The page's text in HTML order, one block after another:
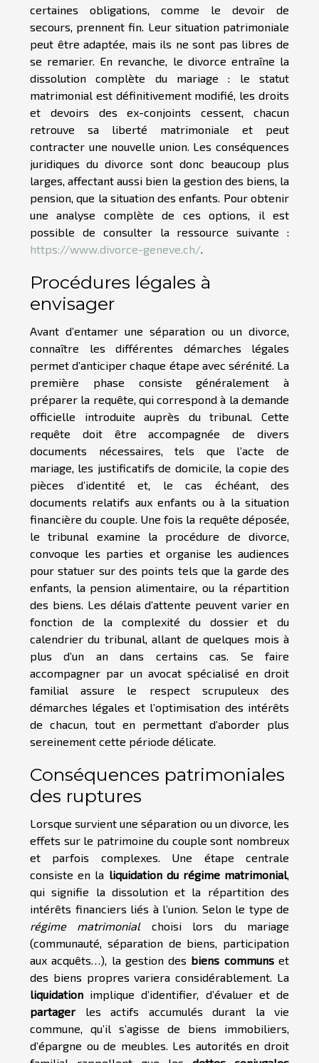
certaines obligations, comme le devoir de
secours, prennent fin. Leur situation patrimoniale
peut être adaptée, mais ils ne sont pas libres de
se remarier. En revanche, le divorce entraîne la
dissolution complète du mariage : le statut
matrimonial est définitivement modifié, les droits
et devoirs des ex-conjoints cessent, chacun
retrouve sa liberté matrimoniale et peut
contracter une nouvelle union. Les conséquences
juridiques du divorce sont donc beaucoup plus
larges, affectant aussi bien la gestion des biens, la
pension, que la situation des enfants. Pour obtenir
une analyse complète de ces options, il est
possible de consulter la ressource suivante :
https://www.divorce-geneve.ch/.
Procédures légales à
envisager
Avant d’entamer une séparation ou un divorce,
connaître les différentes démarches légales
permet d’anticiper chaque étape avec sérénité. La
première phase consiste généralement à
préparer la requête, qui correspond à la demande
officielle introduite auprès du tribunal. Cette
requête doit être accompagnée de divers
documents nécessaires, tels que l’acte de
mariage, les justificatifs de domicile, la copie des
pièces d’identité et, le cas échéant, des
documents relatifs aux enfants ou à la situation
financière du couple. Une fois la requête déposée,
le tribunal examine la procédure de divorce,
convoque les parties et organise les audiences
pour statuer sur des points tels que la garde des
enfants, la pension alimentaire, ou la répartition
des biens. Les délais d’attente peuvent varier en
fonction de la complexité du dossier et du
calendrier du tribunal, allant de quelques mois à
plus d’un an dans certains cas. Se faire
accompagner par un avocat spécialisé en droit
familial assure le respect scrupuleux des
démarches légales et l’optimisation des intérêts
de chacun, tout en permettant d’aborder plus
sereinement cette période délicate.
Conséquences patrimoniales
des ruptures
Lorsque survient une séparation ou un divorce, les
effets sur le patrimoine du couple sont nombreux
et parfois complexes. Une étape centrale
consiste en la liquidation du régime matrimonial
qui signifie la dissolution et la répartition des
intérêts financiers liés à l’union. Selon le type de
régime matrimonialchoisi lors du mariage
(communauté, séparation de biens, participation
aux acquêts…), la gestion des biens communset
des biens propres variera considérablement. La
liquidation implique d’identifier, d’évaluer et de
partagerles actifs accumulés durant la vie
commune, qu’il s’agisse de biens immobiliers,
d’épargne ou de meubles. Les autorités en droit